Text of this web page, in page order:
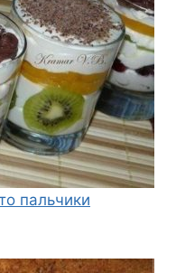
пальчики